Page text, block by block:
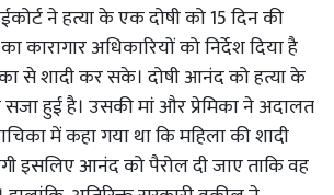
ने हत्या के एक दोषी को 15 दिन की
कारागार अधिकारियों को निर्देश दिया है
से शादी कर सके। दोषी आनंद को हत्या के
हुई है। उसकी मां और प्रेमिका ने अदालत
में कहा गया था कि महिला की शादी
इसलिए आनंद को पैरोल दी जाए ताकि वह